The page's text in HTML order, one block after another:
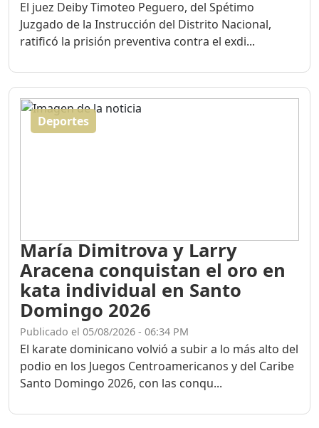
El juez Deiby Timoteo Peguero, del Spétimo
Juzgado de la Instrucción del Distrito Nacional,
ratificó la prisión preventiva contra el exdi...
Deportes
María Dimitrova y Larry
Aracena conquistan el oro en
kata individual en Santo
Domingo 2026
Publicado el 05/08/2026 - 06:34 PM
El karate dominicano volvió a subir a lo más alto del
podio en los Juegos Centroamericanos y del Caribe
Santo Domingo 2026, con las conqu...